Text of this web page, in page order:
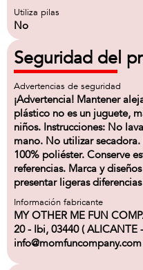
Utiliza pilas
No
Seguridad del
Advertencias de seguridad
¡Advertencia! Mantener
plástico no es un juguete,
niños. Instrucciones: No
mano. No utilizar
100% poliéster. Conserve
referencias. Marca y
presentar ligeras
Información fabricante
MY OTHER ME FUN
20 - Ibi, 03440 ( ALICANTE
info@momfuncompany.com